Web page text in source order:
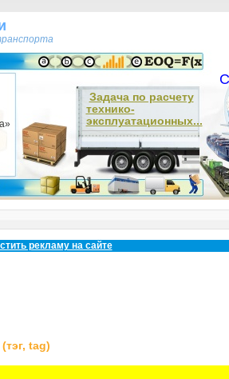
Задача по расчету
технико-
эксплуатационных...
рекламу на сайте
tag)